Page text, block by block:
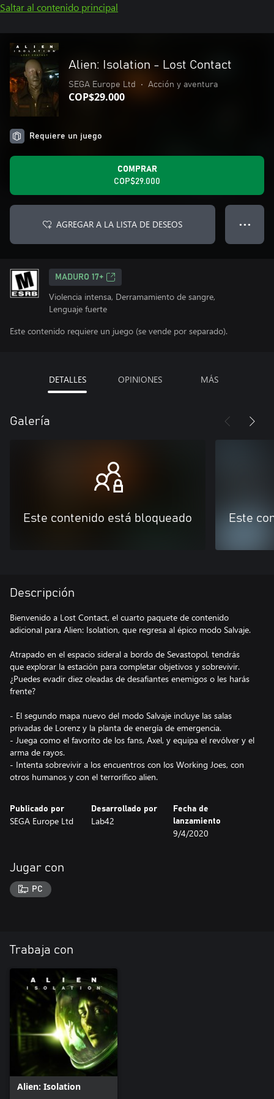
Saltar al contenido principal
Alien: Isolation - Lost Contact
SEGA Europe Ltd • Acción y aventura
COP$29.000
Requiere un juego
COMPRAR
COP$29.000
AGREGAR A LA LISTA DE DESEOS ● ● ●
MADURO 17+
Violencia intensa, Derramamiento de sangre,
Lenguaje fuerte
Este contenido requiere un juego (se vende por separado).
DETALLES OPINIONES MÁS
Galería
Este contenido está bloqueado Este
Descripción
Bienvenido a Lost Contact, el cuarto paquete de contenido
adicional para Alien: Isolation, que regresa al épico modo Salvaje.
Atrapado en el espacio sideral a bordo de Sevastopol, tendrás
que explorar la estación para completar objetivos y sobrevivir.
¿Puedes evadir diez oleadas de desafiantes enemigos o les harás
frente?
- El segundo mapa nuevo del modo Salvaje incluye las salas
privadas de Lorenz y la planta de energía de emergencia.
- Juega como el favorito de los fans, Axel, y equipa el revólver y el
arma de rayos.
- Intenta sobrevivir a los encuentros con los Working Joes, con
otros humanos y con el terrorífico alien.
Publicado por
SEGA Europe Ltd
Desarrollado por
Lab42
Fecha de
lanzamiento
9/4/2020
Jugar con
PC
Trabaja con
Alien: Isolation